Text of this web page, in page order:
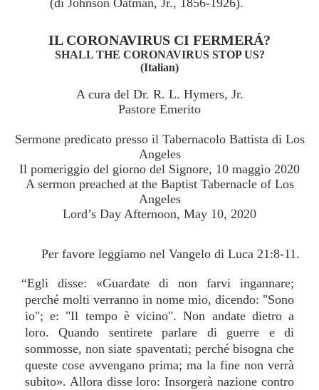
(di Johnson Oatman, Jr., 1856-1926).
IL CORONAVIRUS CI FERMERÁ?
SHALL THE CORONAVIRUS STOP US?
(Italian)
A cura del Dr. R. L. Hymers, Jr.
Pastore Emerito
Sermone predicato presso il Tabernacolo Battista di Los
Angeles
Il pomeriggio del giorno del Signore, 10 maggio 2020
A sermon preached at the Baptist Tabernacle of Los
Angeles
Lord’s Day Afternoon, May 10, 2020
Per favore leggiamo nel Vangelo di Luca 21:8-11.
“Egli disse: «Guardate di non farvi ingannare;
perché molti verranno in nome mio, dicendo: "Sono
io"; e: "Il tempo è vicino". Non andate dietro a
loro. Quando sentirete parlare di guerre e di
sommosse, non siate spaventati; perché bisogna che
queste cose avvengano prima; ma la fine non verrà
subito». Allora disse loro: Insorgerà nazione contro